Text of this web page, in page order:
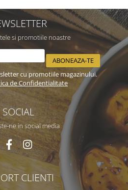
si promotiile noastre
cu promotiile magazinului.
de Confidentialitate
SOCIAL
ne in social media
CLIENTI